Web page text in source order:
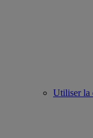
Utiliser la